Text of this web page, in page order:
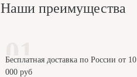
Наши преимущества
Бесплатная доставка по России от 10
000 руб